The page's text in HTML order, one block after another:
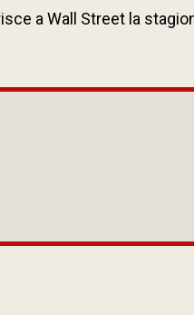
a Wall Street la